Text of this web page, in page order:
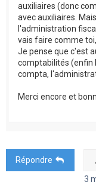
auxiliaires (donc
avec auxiliaires.
l'administration
vais faire comme
Je pense que c'est
comptabilités (enfin
compta,
Merci encore et
Répondre
3